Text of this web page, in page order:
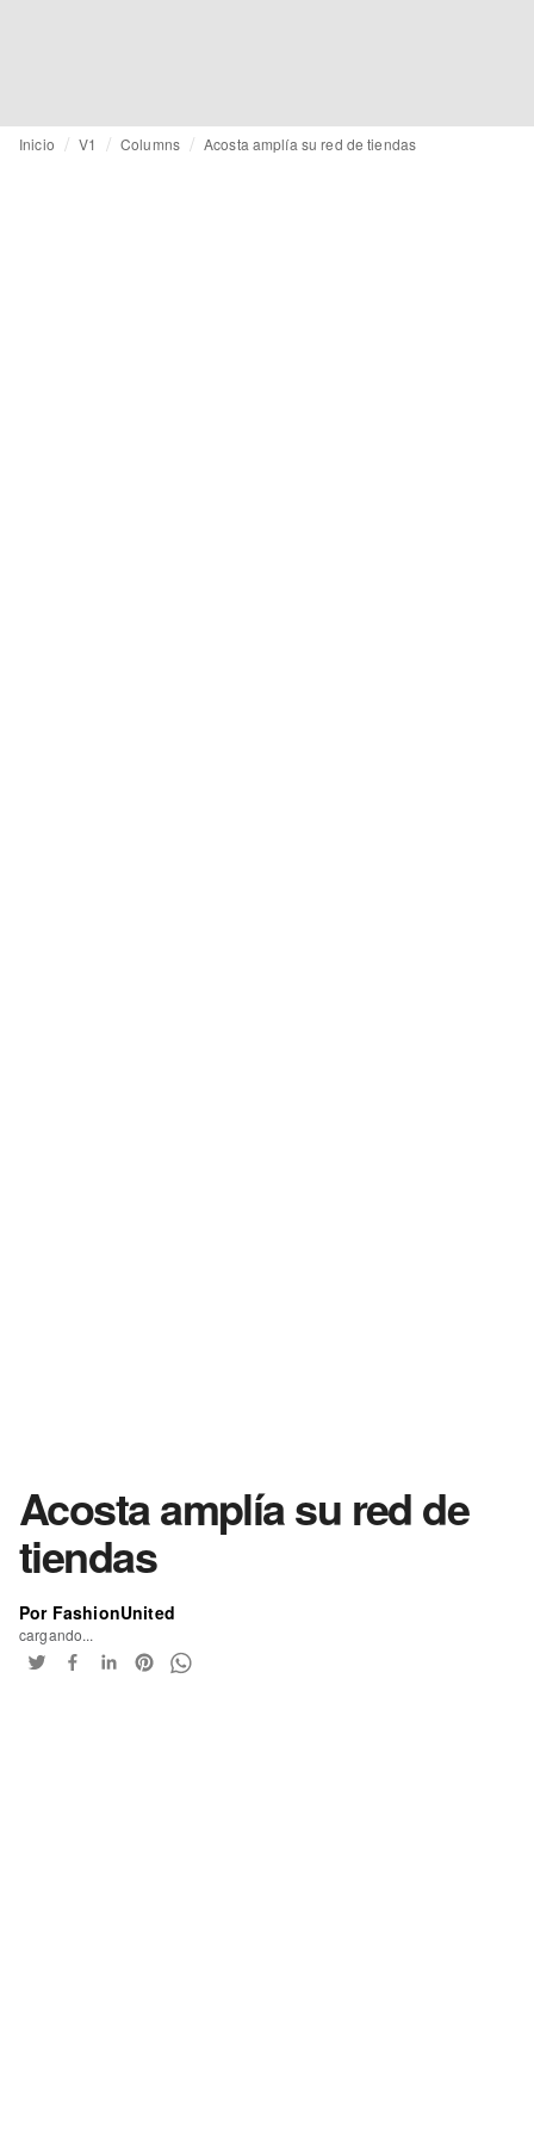
Inicio V1 Columns Acosta amplía su red de tiendas
Acosta amplía su red de
tiendas
Por FashionUnited
cargando...